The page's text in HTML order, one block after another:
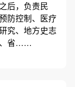
后，负责民
防控制、医疗
究、地方史志
、省……